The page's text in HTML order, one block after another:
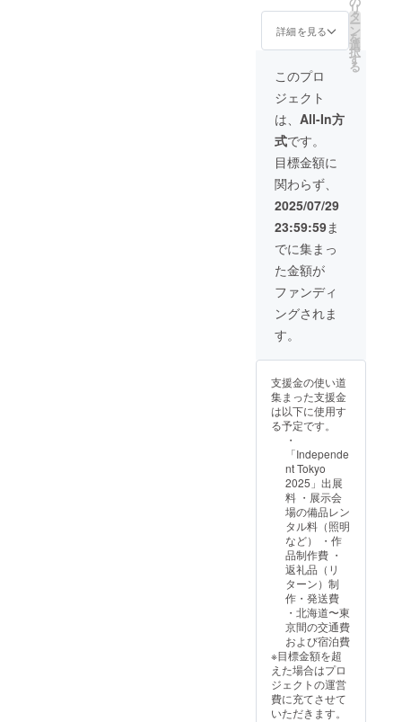
付き、
額装）
・A3ノ
（32.9
× 48.3
cm） ・
無光沢
のファ
イン
アート
紙 ・送
料込み
（宅配
便）
詳細を見る
リ
タ
ー
ン
を
選
択
す
る
このプロ
ジェクト
は、 All-In方
式です。
目標金額に
関わらず、
2025/07/29
23:59:59ま
でに集まっ
た金額が
ファンディ
ングされま
す。
支援金の使い道
集まった支援金
は以下に使用す
る予定です。
・
「Independe
nt Tokyo
2025」出展
料 ・展示会
場の備品レン
タル料（照明
など） ・作
品制作費 ・
返礼品（リ
ターン）制
作・発送費
・北海道〜東
京間の交通費
および宿泊費
※目標金額を超
えた場合はプロ
ジェクトの運営
費に充てさせて
いただきます。